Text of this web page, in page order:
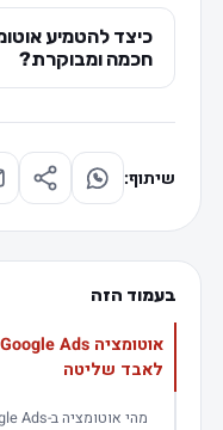
חכמה ומבוקרת?
שיתוף:
בעמוד הזה
לאבד שליטה
מהי אוטומציה ב-Google Ads ולמה היא כל כך פופולרית?